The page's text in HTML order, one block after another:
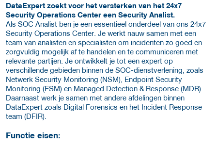
DataExpert zoekt voor het versterken van het 24x7
Security Operations Center een Security Analist.
Als SOC Analist ben je een essentieel onderdeel van ons 24x7
Security Operations Center. Je werkt nauw samen met een
team van analisten en specialisten om incidenten zo goed en
zorgvuldig mogelijk af te handelen en te communiceren met
relevante partijen. Je ontwikkelt je tot een expert op
verschillende gebieden binnen de SOC-dienstverlening, zoals
Netwerk Security Monitoring (NSM), Endpoint Security
Monitoring (ESM) en Managed Detection & Response (MDR).
Daarnaast werk je samen met andere afdelingen binnen
DataExpert zoals Digital Forensics en het Incident Response
team (DFIR).
Functie eisen: